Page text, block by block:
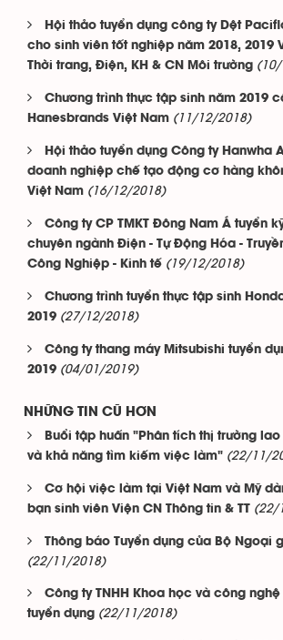
Hội thảo tuyển dụng công ty Dệt
cho sinh viên tốt nghiệp năm 2018, 2019
Thời trang, Điện, KH & CN Môi trường
Chương trình thực tập sinh năm 2019
Hanesbrands Việt Nam (11/12/2018)
Hội thảo tuyển dụng Công ty Hanwha
doanh nghiệp chế tạo động cơ hàng
Việt Nam (16/12/2018)
Công ty CP TMKT Đông Nam Á tuyển
chuyên ngành Điện - Tự Động Hóa -
Công Nghiệp - Kinh tế (19/12/2018)
Chương trình tuyển thực tập sinh
2019 (27/12/2018)
Công ty thang máy Mitsubishi tuyển
2019 (04/01/2019)
NHỮNG TIN CŨ HƠN
Buổi tập huấn "Phân tích thị trường
và khả năng tìm kiếm việc làm" (22/11/
Cơ hội việc làm tại Việt Nam và Mỹ
bạn sinh viên Viện CN Thông tin & TT (22/
Thông báo Tuyển dụng của Bộ Ngoại
(22/11/2018)
Công ty TNHH Khoa học và công
tuyển dụng (22/11/2018)